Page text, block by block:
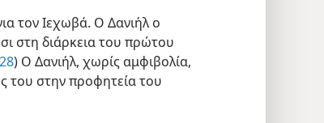
τον Ιεχωβά. Ο Δανιήλ ο
στη διάρκεια του πρώτου
) Ο Δανιήλ, χωρίς αμφιβολία,
του στην προφητεία του